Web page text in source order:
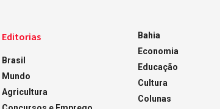
Editorias
Brasil
Mundo
Agricultura
Bahia
Economia
Educação
Cultura
Colunas